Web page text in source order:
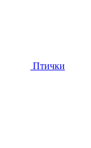
Птички